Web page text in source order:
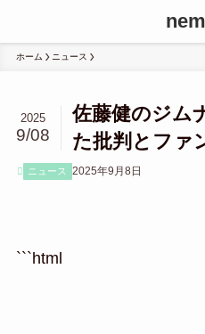
ホーム ニュース
佐藤健のジム
た批判とファ
2025
9/08
ニュース 2025年9月8日
```html